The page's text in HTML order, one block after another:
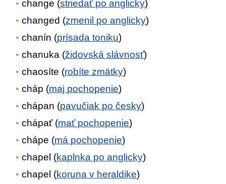
change (striedať po anglicky)
changed (zmenil po anglicky)
chanín (prísada toniku)
chanuka (židovská slávnosť)
chaosíte (robíte zmätky)
cháp (maj pochopenie)
chápan (pavučiak po česky)
chápať (mať pochopenie)
chápe (má pochopenie)
chapel (kaplnka po anglicky)
chapel (koruna v heraldike)